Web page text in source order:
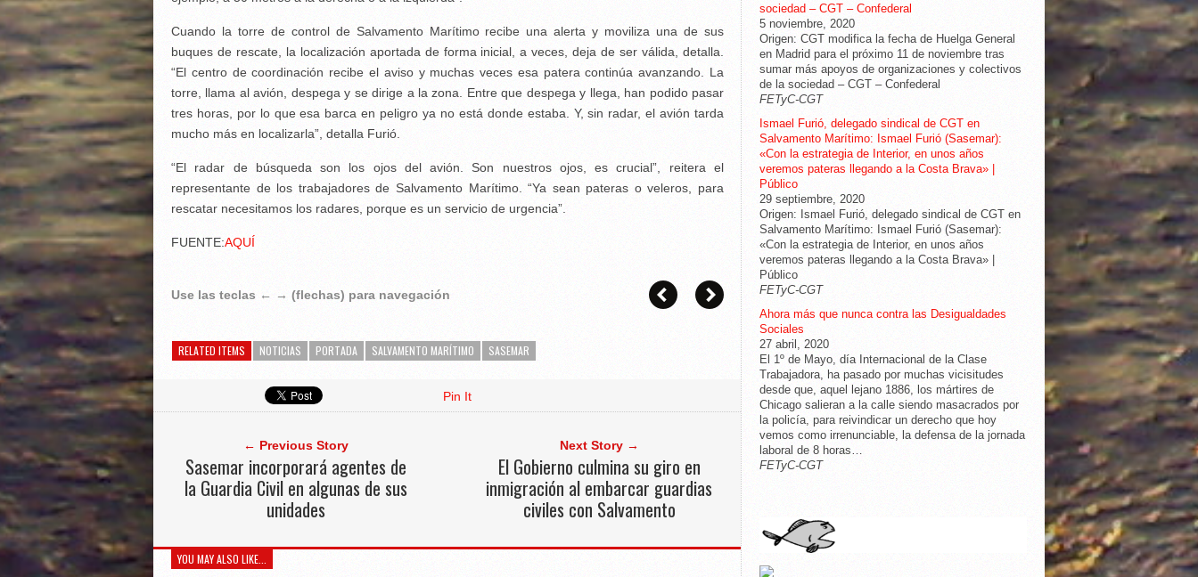
Cuando la torre de control de Salvamento Marítimo recibe una alerta y moviliza una de sus
buques de rescate, la localización aportada de forma inicial, a veces, deja de ser válida, detalla.
“El centro de coordinación recibe el aviso y muchas veces esa patera continúa avanzando. La
torre, llama al avión, despega y se dirige a la zona. Entre que despega y llega, han podido pasar
tres horas, por lo que esa barca en peligro ya no está donde estaba. Y, sin radar, el avión tarda
mucho más en localizarla”, detalla Furió.
“El radar de búsqueda son los ojos del avión. Son nuestros ojos, es crucial”, reitera el
representante de los trabajadores de Salvamento Marítimo. “Ya sean pateras o veleros, para
rescatar necesitamos los radares, porque es un servicio de urgencia”.
FUENTE:AQUÍ
Use las teclas ← → (flechas) para navegación
RELATED ITEMS NOTICIAS PORTADA SALVAMENTO MARÍTIMO SASEMAR
Pin It
← Previous Story
Sasemar incorporará agentes de
la Guardia Civil en algunas de sus
unidades
Next Story →
El Gobierno culmina su giro en
inmigración al embarcar guardias
civiles con Salvamento
YOU MAY ALSO LIKE...
sociedad – CGT – Confederal
5 noviembre, 2020
Origen: CGT modifica la fecha de Huelga General
en Madrid para el próximo 11 de noviembre tras
sumar más apoyos de organizaciones y colectivos
de la sociedad – CGT – Confederal
FETyC-CGT
Ismael Furió, delegado sindical de CGT en
Salvamento Marítimo: Ismael Furió (Sasemar):
«Con la estrategia de Interior, en unos años
veremos pateras llegando a la Costa Brava» |
Público
29 septiembre, 2020
Origen: Ismael Furió, delegado sindical de CGT en
Salvamento Marítimo: Ismael Furió (Sasemar):
«Con la estrategia de Interior, en unos años
veremos pateras llegando a la Costa Brava» |
Público
FETyC-CGT
Ahora más que nunca contra las Desigualdades
Sociales
27 abril, 2020
El 1º de Mayo, día Internacional de la Clase
Trabajadora, ha pasado por muchas vicisitudes
desde que, aquel lejano 1886, los mártires de
Chicago salieran a la calle siendo masacrados por
la policía, para reivindicar un derecho que hoy
vemos como irrenunciable, la defensa de la jornada
laboral de 8 horas…
FETyC-CGT